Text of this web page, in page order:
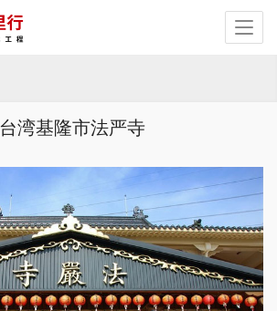
台湾基隆市法严寺